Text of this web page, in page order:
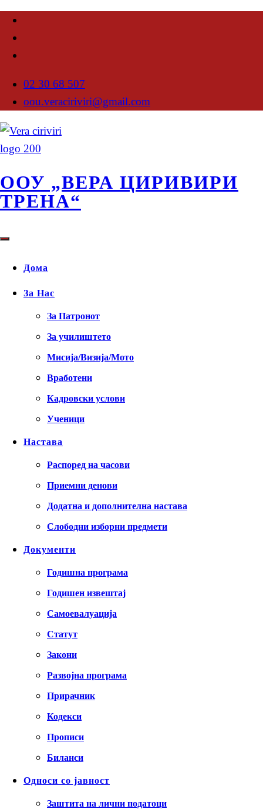
02 30 68 507
oou.veraciriviri@gmail.com
ООУ „ВЕРА ЦИРИВИРИ
ТРЕНА“
Дома
За Нас
За Патронот
За училиштето
Мисија/Визија/Мото
Вработени
Кадровски услови
Ученици
Настава
Распоред на часови
Приемни денови
Додатна и дополнителна настава
Слободни изборни предмети
Документи
Годишна програма
Годишен извештај
Самоевалуација
Статут
Закони
Развојна програма
Прирачник
Кодекси
Прописи
Биланси
Односи со јавност
Заштита на лични податоци